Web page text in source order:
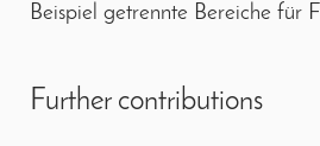
Beispiel getrennte Bereiche für
Further contributions